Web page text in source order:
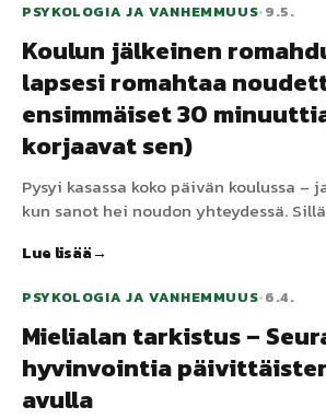
jälkeenpäin. Lisäksi mitä ei koskaan
sitä.
PSYKOLOGIA JA VANHEMMUUS•9.5.
Koulun jälkeinen
lapsesi romahtaa
ensimmäiset 30
korjaavat sen)
Pysyi kasassa koko päivän koulussa –
kun sanot hei noudon yhteydessä.
murtuu kotona, ja 30 minuutin
Lue lisää
PSYKOLOGIA JA VANHEMMUUS•6.4.
Mielialan tarkistus –
hyvinvointia
avulla